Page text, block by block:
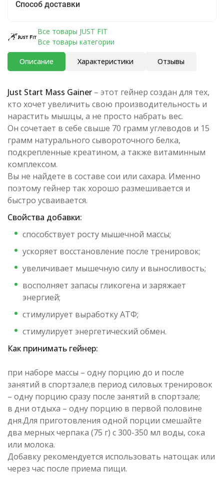
Способ доставки
Все товары JUST FIT
Все товары категории
Описание Характеристики Отзывы
Just Start Mass Gainer – этот гейнер создан для тех,
кто хочет увеличить свою производительность и
нарастить мышцы, а не просто набрать вес.
Он сочетает в себе свыше 70 грамм углеводов и 15
грамм натурального сывороточного белка,
подкрепленные креатином, а также витаминным
комплексом.
Вы не найдете в составе сои или сахара. Именно
поэтому гейнер так хорошо размешивается и
быстро усваивается.
Свойства добавки:
способствует росту мышечной массы;
ускоряет восстановление после тренировок;
увеличивает мышечную силу и выносливость;
восполняет запасы гликогена и заряжает
энергией;
стимулирует выработку АТФ;
стимулирует энергетический обмен.
Как принимать гейнер:
при наборе массы – одну порцию до и после
занятий в спортзале;в период силовых тренировок
– одну порцию сразу после занятий в спортзале;
в дни отдыха – одну порцию в первой половине
дня.Для приготовления одной порции смешайте
два мерных черпака (75 г) с 300-350 мл воды, сока
или молока.
Добавку рекомендуется использовать натощак или
через час после приема пищи.